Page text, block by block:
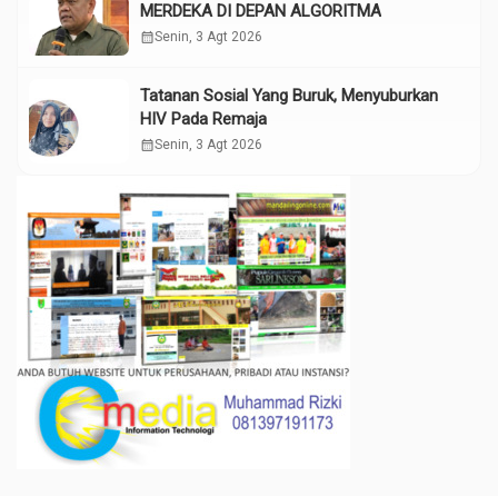
MERDEKA DI DEPAN ALGORITMA
calendar_monthSenin, 3 Agt 2026
Tatanan Sosial Yang Buruk, Menyuburkan
HIV Pada Remaja
calendar_monthSenin, 3 Agt 2026